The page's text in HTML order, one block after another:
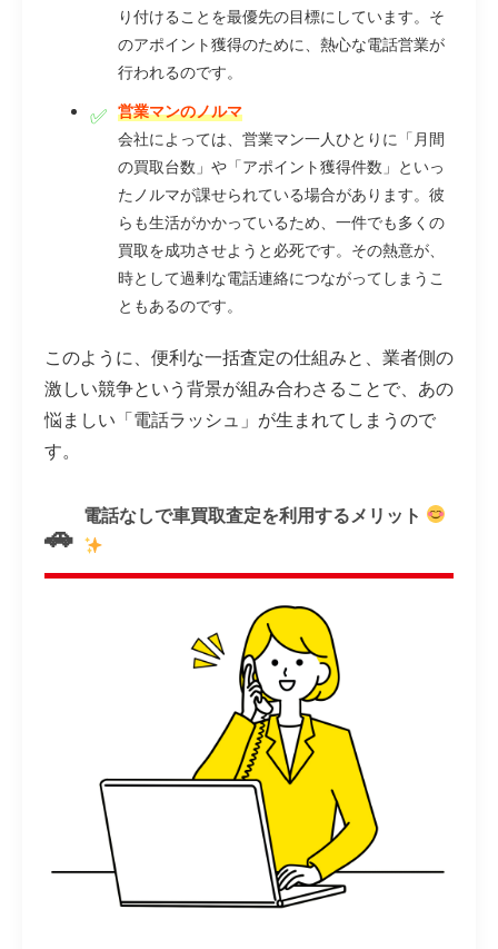
り付けることを最優先の目標にしています。そ
のアポイント獲得のために、熱心な電話営業が
行われるのです。
営業マンのノルマ
会社によっては、営業マン一人ひとりに「月間
の買取台数」や「アポイント獲得件数」といっ
たノルマが課せられている場合があります。彼
らも生活がかかっているため、一件でも多くの
買取を成功させようと必死です。その熱意が、
時として過剰な電話連絡につながってしまうこ
ともあるのです。
このように、便利な一括査定の仕組みと、業者側の
激しい競争という背景が組み合わさることで、あの
悩ましい「電話ラッシュ」が生まれてしまうので
す。
電話なしで車買取査定を利用するメリット